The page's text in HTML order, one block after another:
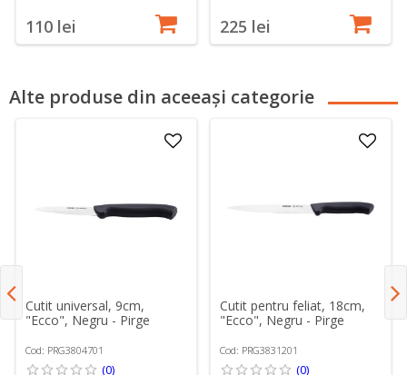
110 lei 225 lei
Alte produse din aceeași categorie
Cutit universal, 9cm,
"Ecco", Negru - Pirge
Cod: PRG3804701
(0)
Cutit pentru feliat, 18cm,
"Ecco", Negru - Pirge
Cod: PRG3831201
(0)